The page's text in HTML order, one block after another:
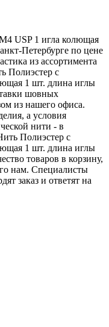
USP 1 игла колющая
Петербурге по цене
из ассортимента
Полиэстер с
1 шт. длина иглы
шовных
из нашего офиса.
а условия
нити - в
Полиэстер с
1 шт. длина иглы
товаров в корзину,
нам. Специалисты
заказ и ответят на